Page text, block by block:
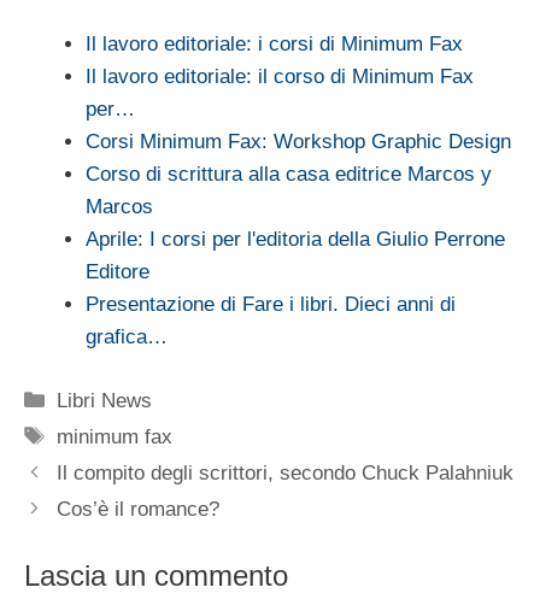
Il lavoro editoriale: i corsi di Minimum Fax
Il lavoro editoriale: il corso di Minimum Fax
per…
Corsi Minimum Fax: Workshop Graphic Design
Corso di scrittura alla casa editrice Marcos y
Marcos
Aprile: I corsi per l'editoria della Giulio Perrone
Editore
Presentazione di Fare i libri. Dieci anni di
grafica…
Categorie
Libri News
Tag
minimum fax
Il compito degli scrittori, secondo Chuck Palahniuk
Cos’è il romance?
Lascia un commento